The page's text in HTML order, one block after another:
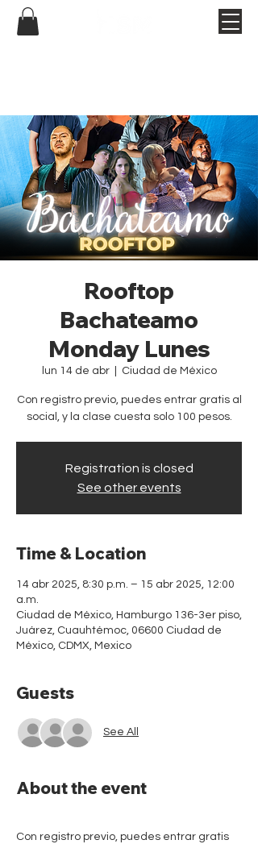
Rooftop
Bachateamo
Monday Lunes
lun 14 de abr
  |
Ciudad de México
Con registro previo, puedes entrar gratis al
social, y la clase cuesta solo 100 pesos.
Registration is closed
See other events
Time & Location
14 abr 2025, 8:30 p.m. – 15 abr 2025, 12:00
a.m.
Ciudad de México, Hamburgo 136-3er piso,
Juárez, Cuauhtémoc, 06600 Ciudad de
México, CDMX, Mexico
Guests
See All
About the event
Con registro previo, puedes entrar gratis